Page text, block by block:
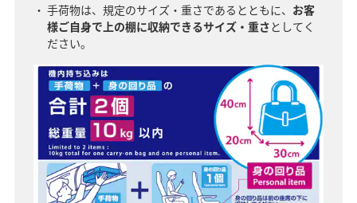
手荷物は、規定のサイズ・重さであるとともに、 お客
様ご自身で上の棚に収納できるサイズ・重さ としてく
ださい。